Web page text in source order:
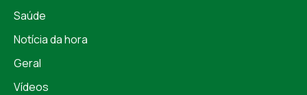
Saúde
Notícia da hora
Geral
Vídeos